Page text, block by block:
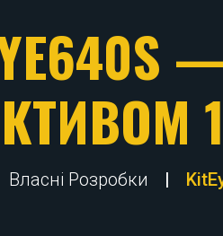
Власні Розробки